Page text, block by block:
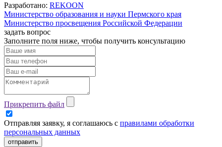
Разработано: REKOON
Министерство образования и науки Пермского края
Министерство просвещения Российской Федерации
задать вопрос
Заполните поля ниже, чтобы получить консультацию
Прикрепить файл
Отправляя заявку, я соглашаюсь с правилами обработки
персональных данных
отправить